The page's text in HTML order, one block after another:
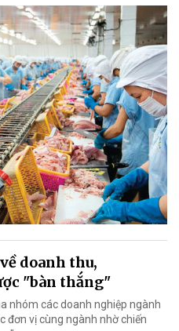
doanh thu,
"bàn thắng"
nhóm các doanh nghiệp ngành
đơn vị cùng ngành nhờ chiến